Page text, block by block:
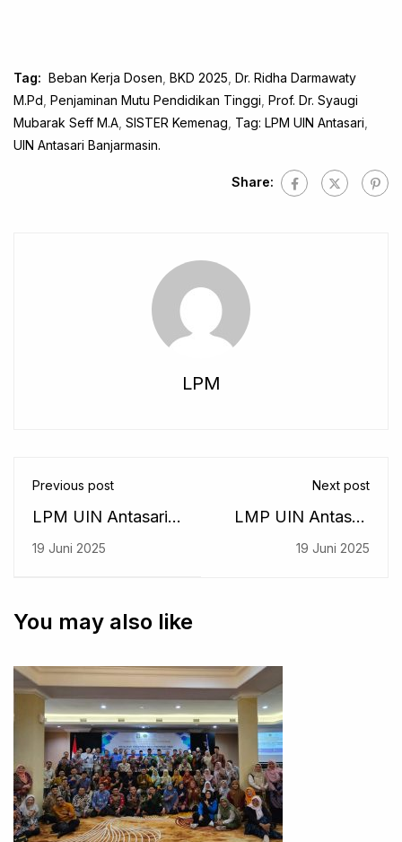
Tag: Beban Kerja Dosen BKD 2025 Dr. Ridha Darmawaty
M.Pd Penjaminan Mutu Pendidikan Tinggi Prof. Dr. Syaugi
Mubarak Seff M.A SISTER Kemenag Tag: LPM UIN Antasari
UIN Antasari Banjarmasin.
Share:
LPM
Previous post
LPM UIN Antasari
Gelar Penutupan
Genap 2024/2025
19 Juni 2025
Next post
LMP UIN Antasari
Dampingi
19 Juni 2025
You may also like